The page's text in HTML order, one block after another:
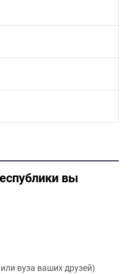
вы
вуза ваших друзей)